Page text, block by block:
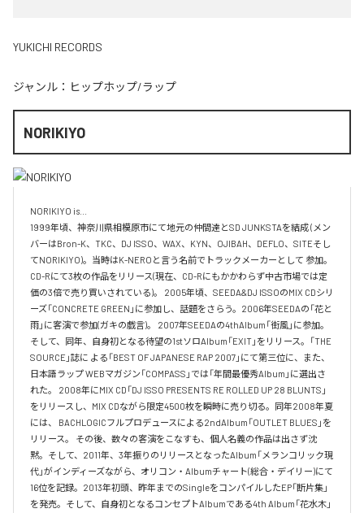
YUKICHI RECORDS
ジャンル： ヒップホップ/ラップ
NORIKIYO
NORIKIYO is...
1999年頃、神奈川県相模原市にて地元の仲間達とSD JUNKSTAを結成 (メン
バーはBron-K、TKC、DJ ISSO、WAX、KYN、OJIBAH、DEFLO、SITEそし
てNORIKIYO)。当時はK-NEROと言う名前でトラックメーカーとして 参加。
CD-Rにて3枚の作品をリリース(現在、CD-Rにもかかわらず中古市場では定
価の3倍で売り買いされている)。 2005年頃、SEEDA&DJ ISSOのMIX CDシリ
ーズ「CONCRETE GREEN」に参加し、話題をさらう。2006年SEEDAの「花と
雨」に客演で参加(ガキの戯言)。 2007年SEEDAの4thAlbum「街風」に参加。
そして、同年、自身初となる待望の1stソロAlbum「EXIT」をリリース。「THE
SOURCE」誌に よる「BEST OF JAPANESE RAP 2007」にて第三位に、また、
日本語ラップ WEBマガジン「COMPASS」では「年間最優秀Album」に選出さ
れた。 2008年にMIX CD「DJ ISSO PRESENTS RE ROLLED UP 28 BLUNTS」
をリリースし、MIX CDながら限定4500枚を瞬時に売り切る。同年2008年夏
には、 BACHLOGICフルプロデュースによる2ndAlbum「OUTLET BLUES」を
リリース。 その後、数々の客演をこなすも、個人名義の作品は出さず沈
黙。そして、2011年、3年振りのリリースとなったAlbum「メランコリック現
代」がインディーズながら、オリコン・Albumチャート(総合・デイリー)にて
16位を記録。2013年初頭、昨年までのSingleをコンパイルしたEP「断片集」
を発売。そして、自身初となるコンセプトAlbumである4th Album「花水木」